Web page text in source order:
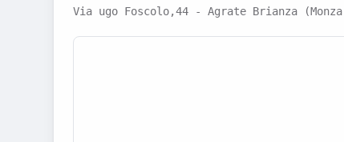
Via ugo Foscolo,44 - Agrate Brianza